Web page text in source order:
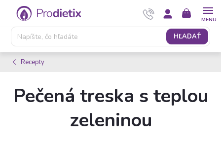
Prejsť
obsah
HĽADAŤ
NÁKUPNÝ
KOŠÍK
Recepty
Pečená treska s teplou
zeleninou